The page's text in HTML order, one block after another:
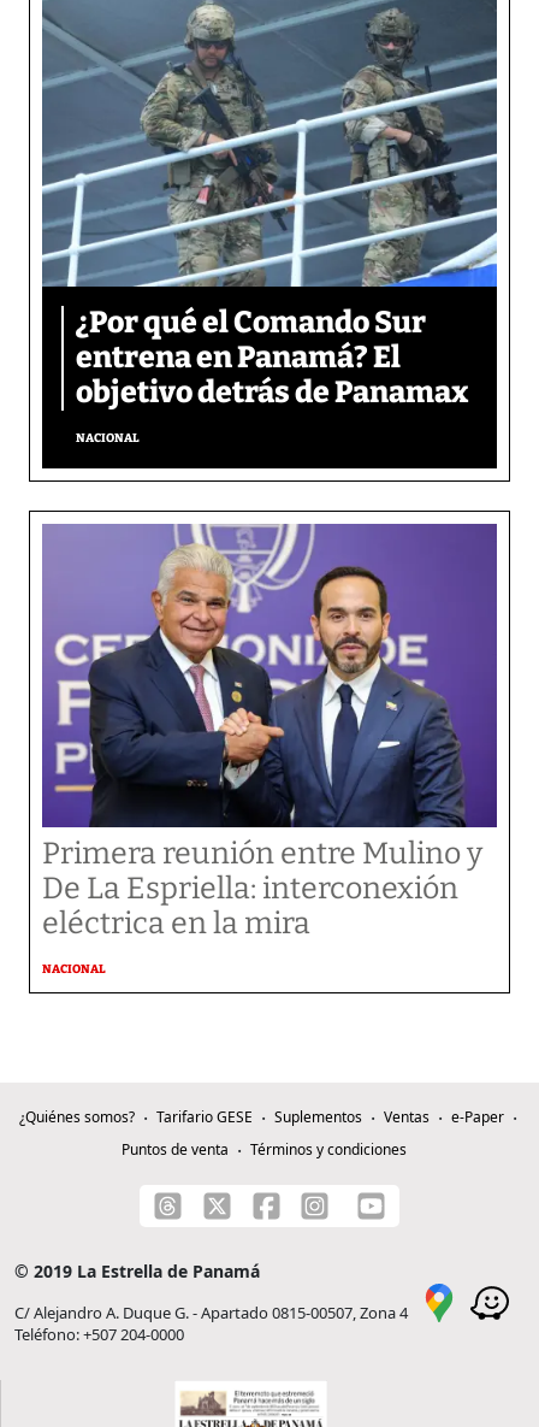
¿Por qué el Comando Sur
entrena en Panamá? El
objetivo detrás de Panamax
NACIONAL
Primera reunión entre Mulino y
De La Espriella: interconexión
eléctrica en la mira
NACIONAL
¿Quiénes somos? Tarifario GESE Suplementos Ventas
e-Paper
Puntos de venta
Términos y condiciones
© 2019 La Estrella de Panamá
C/ Alejandro A. Duque G. - Apartado 0815-00507, Zona 4
Teléfono: +507 204-0000